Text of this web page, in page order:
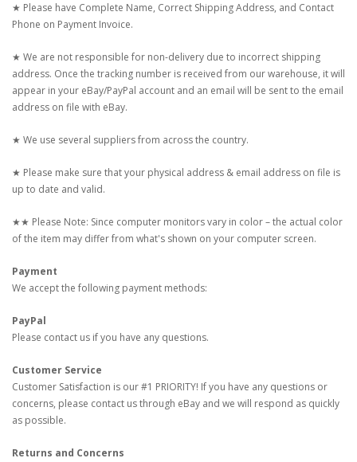
★ Please have Complete Name, Correct Shipping Address, and Contact
Phone on Payment Invoice.
★ We are not responsible for non-delivery due to incorrect shipping
address. Once the tracking number is received from our warehouse, it will
appear in your eBay/PayPal account and an email will be sent to the email
address on file with eBay.
★ We use several suppliers from across the country.
★ Please make sure that your physical address & email address on file is
up to date and valid.
★★ Please Note: Since computer monitors vary in color – the actual color
of the item may differ from what's shown on your computer screen.
Payment
We accept the following payment methods:
PayPal
Please contact us if you have any questions.
Customer Service
Customer Satisfaction is our #1 PRIORITY! If you have any questions or
concerns, please contact us through eBay and we will respond as quickly
as possible.
Returns and Concerns